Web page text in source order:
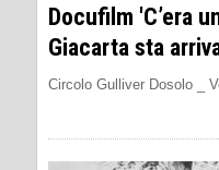
Docufilm 'C’era
Giacarta sta
Circolo Gulliver Dosolo _